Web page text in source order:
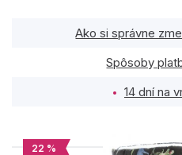
Ako si správne
Spôsoby
14 dní na
22 %